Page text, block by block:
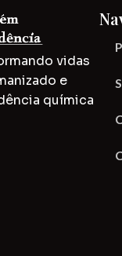
vidas
e
química